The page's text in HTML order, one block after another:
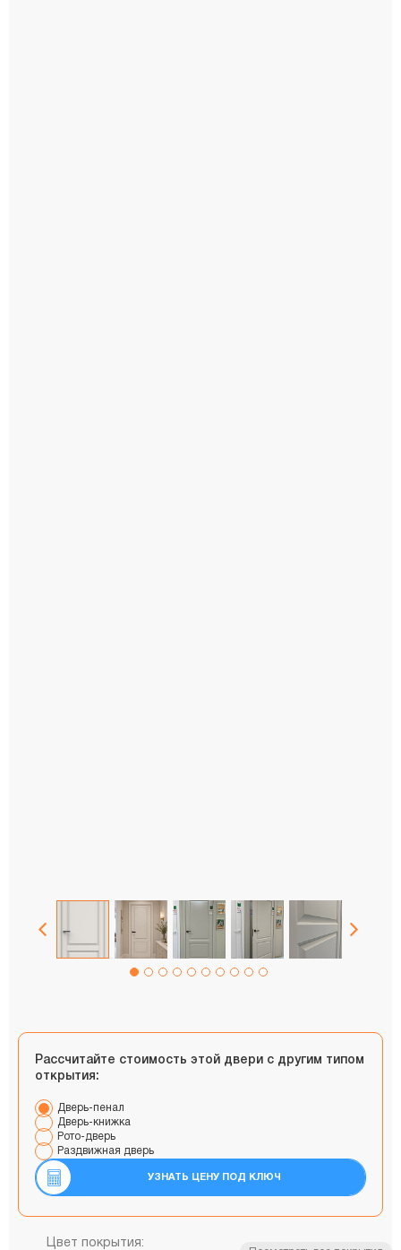
Рассчитайте стоимость этой двери с другим типом
открытия:
Дверь-пенал
Дверь-книжка
Рото-дверь
Раздвижная дверь
УЗНАТЬ ЦЕНУ ПОД КЛЮЧ
Цвет покрытия: